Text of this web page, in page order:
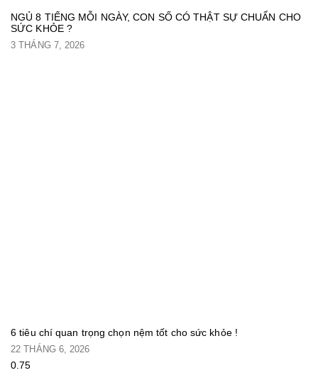
NGỦ 8 TIẾNG MỖI NGÀY, CON SỐ CÓ THẬT SỰ CHUẨN CHO
SỨC KHỎE ?
3 THÁNG 7, 2026
6 tiêu chí quan trọng chọn nệm tốt cho sức khỏe !
22 THÁNG 6, 2026